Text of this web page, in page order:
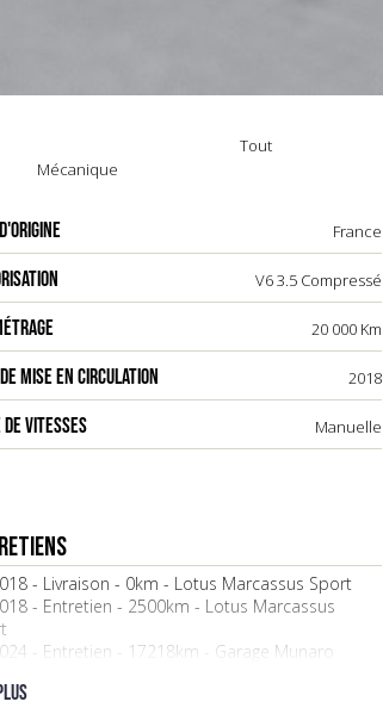
Mécanique
Tout
France
V6 3.5 Compressé
20 000 Km
MISE EN CIRCULATION 2018
DE VITESSES Manuelle
- Livraison - 0km - Lotus Marcassus Sport
- Entretien - 2500km - Lotus Marcassus
- Entretien - 17218km - Garage Munaro